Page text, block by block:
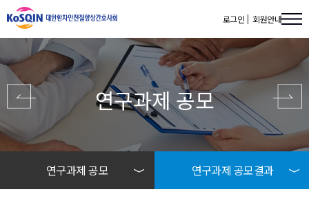
로그인 회원안내
연구과제 공모
연구과제 공모 연구과제 공모결과